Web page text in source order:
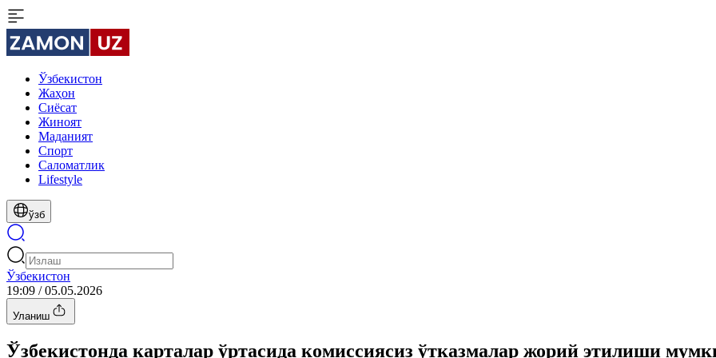
Ўзбекистон
Жаҳон
Сиёсат
Жиноят
Маданият
Спорт
Cаломатлик
Lifestyle
ўзб
Ўзбекистон
19:09 / 05.05.2026
Уланиш
Ўзбекистонда карталар ўртасида комиссиясиз ўтказмалар жорий этилиши